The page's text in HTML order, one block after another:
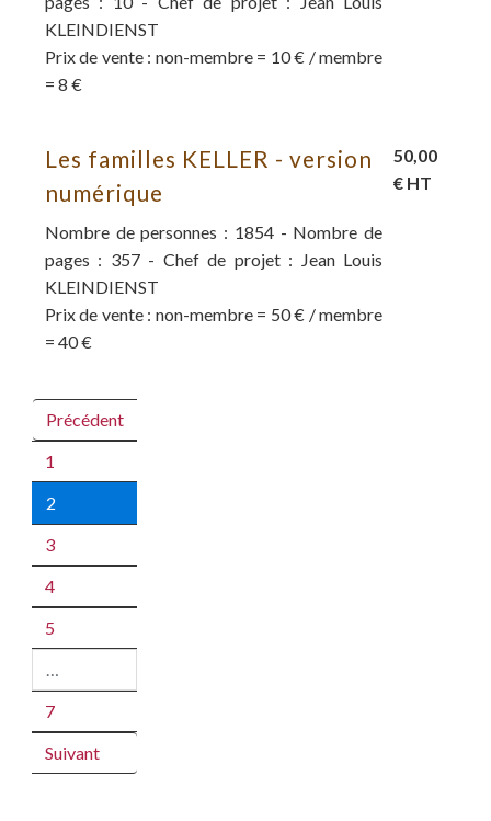
KLEINDIENST
Prix de vente : non-membre = 10 € / membre
= 8 €
Les familles KELLER - version
numérique
Nombre de personnes : 1854 - Nombre de
pages : 357 - Chef de projet : Jean Louis
KLEINDIENST
Prix de vente : non-membre = 50 € / membre
= 40 €
50,00
€ HT
Précédent
1
2
3
4
5
…
7
Suivant